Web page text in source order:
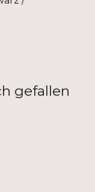
gefallen